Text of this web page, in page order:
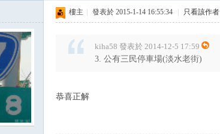
樓主 發表於 2015-1-14 16:55:34 只看該作者
kiha58 發表於 2014-12-5 17:59
3. 公有三民停車場(淡水老街)
恭喜正解